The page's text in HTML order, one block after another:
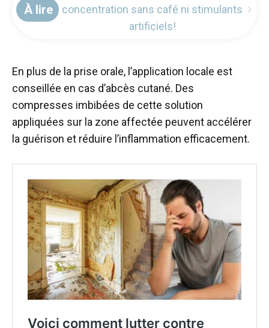
À lire
concentration sans café ni stimulants
artificiels!
En plus de la prise orale, l’application locale est
conseillée en cas d’abcès cutané. Des
compresses imbibées de cette solution
appliquées sur la zone affectée peuvent accélérer
la guérison et réduire l’inflammation efficacement.